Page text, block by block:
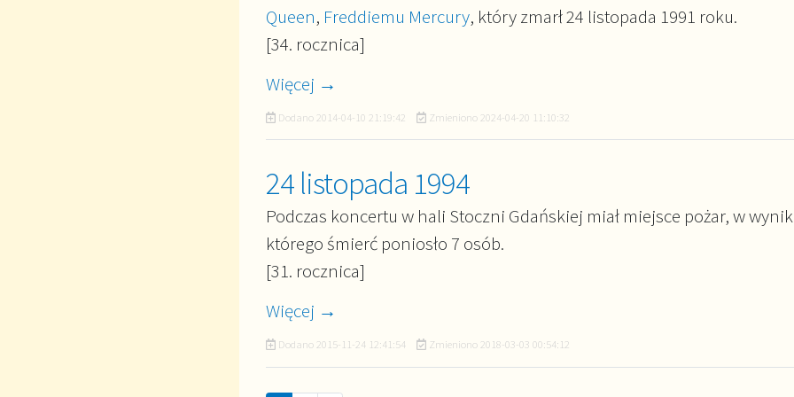
Queen, Freddiemu Mercury, który zmarł 24 listopada 1991 roku.
[34. rocznica]
Więcej →
Dodano2014-04-10 21:19:42 Zmieniono2024-04-20 11:10:32
24 listopada 1994
Podczas koncertu w hali Stoczni Gdańskiej miał miejsce pożar, w
którego śmierć poniosło 7 osób.
[31. rocznica]
Więcej →
Dodano2015-11-24 12:41:54 Zmieniono2018-03-03 00:54:12